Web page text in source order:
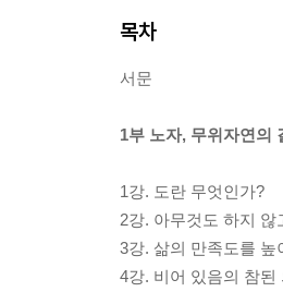
목차
서문
1부 노자, 무위자연의
1강. 도란 무엇인가?
2강. 아무것도 하지 않
3강. 삶의 만족도를 높
4강. 비어 있음의 참된